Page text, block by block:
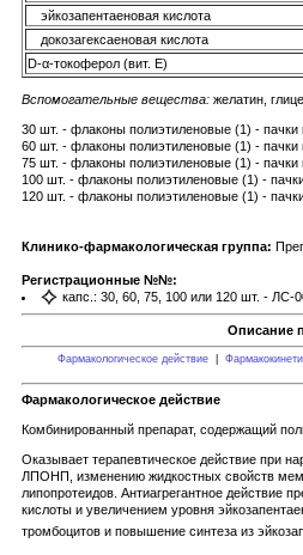
эйкозапентаеновая кислота
докозагексаеновая кислота
D-α-токоферол (вит. Е)
Вспомогательные вещества: желатин,
30 шт. - флаконы полиэтиленовые (1) - пачки
60 шт. - флаконы полиэтиленовые (1) - пачки
75 шт. - флаконы полиэтиленовые (1) - пачки
100 шт. - флаконы полиэтиленовые (1) -
120 шт. - флаконы полиэтиленовые (1) -
Клинико-фармакологическая группа:
Регистрационные №№:
капс.: 30, 60, 75, 100 или 120 шт. - ЛС-
Описание
Фармакологическое действие
Фармакологическое действие
Комбинированный препарат, содержащий
Оказывает терапевтическое действие при
ЛПОНП, изменению жидкостных свойств
липопротеидов. Антиагрегантное действие
кислоты и увеличением уровня
тромбоцитов и повышение синтеза из